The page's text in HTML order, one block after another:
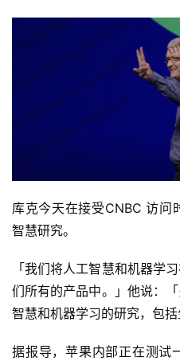
库克今天在接受CNBC 访问
智慧研究。
「我们将人工智慧和机器学
们所有的产品中。」他说：
智慧和机器学习的研究，包括
据报导，苹果内部正在测试